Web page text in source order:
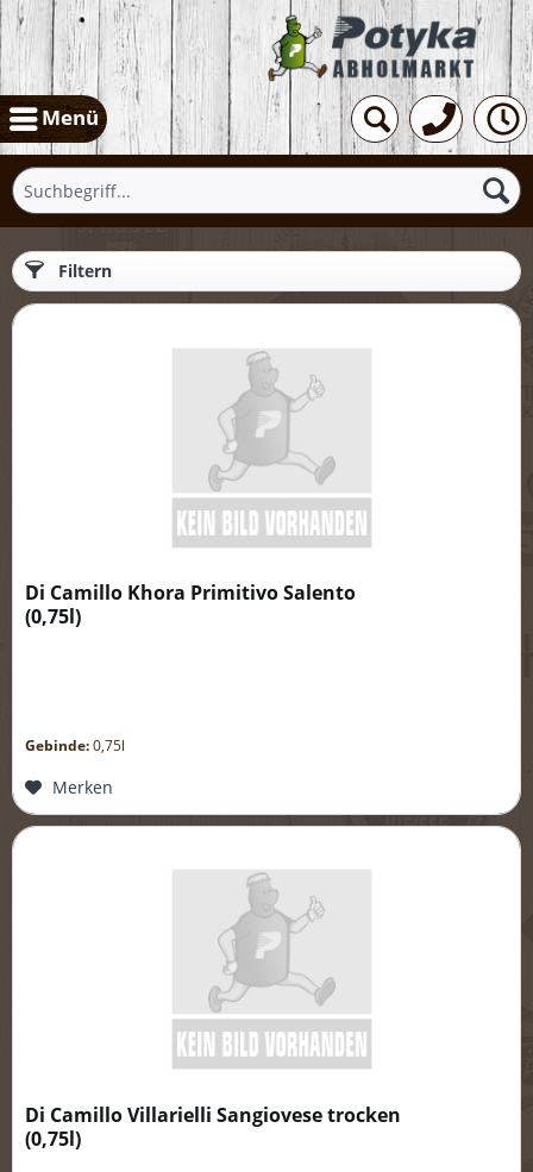
Menü
Filtern
Di Camillo Khora Primitivo Salento
(0,75l)
Gebinde:0,75l
Merken
Di Camillo Villarielli Sangiovese trocken
(0,75l)